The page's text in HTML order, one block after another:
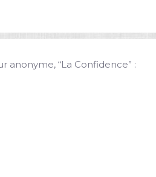
anonyme, “La Confidence” :